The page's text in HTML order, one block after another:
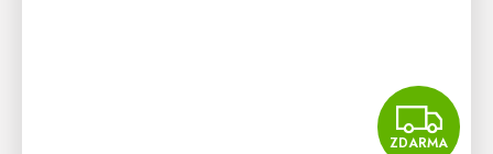
ZDARMA